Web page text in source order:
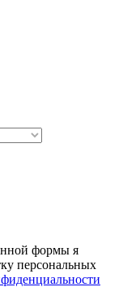
формы я
персональных